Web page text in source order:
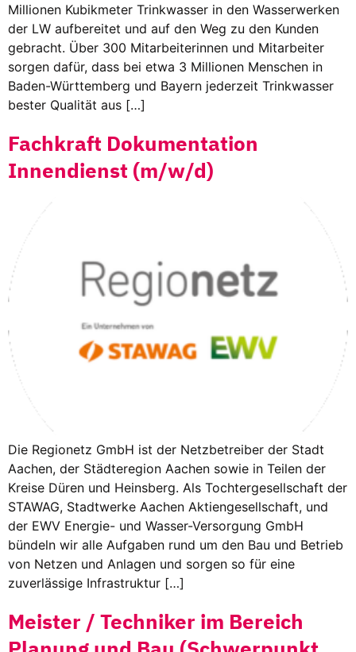
Millionen Kubikmeter Trinkwasser in den Wasserwerken
der LW aufbereitet und auf den Weg zu den Kunden
gebracht. Über 300 Mitarbeiterinnen und Mitarbeiter
sorgen dafür, dass bei etwa 3 Millionen Menschen in
Baden-Württemberg und Bayern jederzeit Trinkwasser
bester Qualität aus […]
Fachkraft Dokumentation
Innendienst (m/w/d)
Die Regionetz GmbH ist der Netzbetreiber der Stadt
Aachen, der Städteregion Aachen sowie in Teilen der
Kreise Düren und Heinsberg. Als Tochtergesellschaft der
STAWAG, Stadtwerke Aachen Aktiengesellschaft, und
der EWV Energie- und Wasser-Versorgung GmbH
bündeln wir alle Aufgaben rund um den Bau und Betrieb
von Netzen und Anlagen und sorgen so für eine
zuverlässige Infrastruktur […]
Meister / Techniker im Bereich